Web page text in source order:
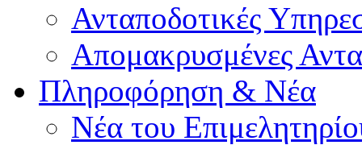
Ανταποδοτικές
Απομακρυσμένες
Πληροφόρηση & Νέα
Νέα του